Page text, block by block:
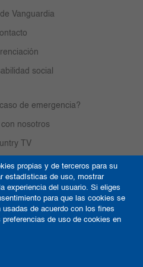
propias y de terceros para su
estadísticas de uso, mostrar
experiencia del usuario. Si eliges
para que las cookies se
de acuerdo con los fines
de uso de cookies en
Vanguardia
social
de emergencia?
con nosotros
TV
de Cookies
y condiciones
de autor